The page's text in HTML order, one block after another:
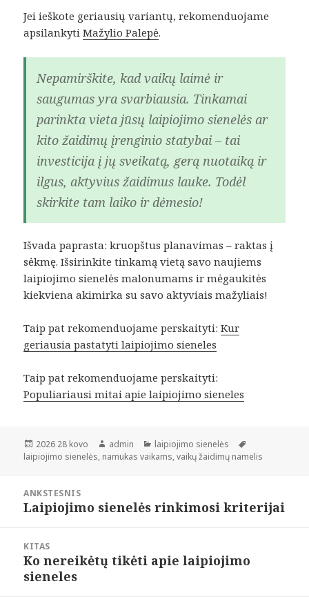
Jei ieškote geriausių variantų, rekomenduojame
apsilankytiMažylio Palepė.
Nepamirškite, kad vaikų laimė ir
saugumas yra svarbiausia. Tinkamai
parinkta vieta jūsų laipiojimo sienelės ar
kito žaidimų įrenginio statybai – tai
investicija į jų sveikatą, gerą nuotaiką ir
ilgus, aktyvius žaidimus lauke. Todėl
skirkite tam laiko ir dėmesio!
Išvada paprasta: kruopštus planavimas – raktas į
sėkmę. Išsirinkite tinkamą vietą savo naujiems
laipiojimo sienelės malonumams ir mėgaukitės
kiekviena akimirka su savo aktyviais mažyliais!
Taip pat rekomenduojame perskaityti:Kur
geriausia pastatyti laipiojimo sieneles
Taip pat rekomenduojame perskaityti:
Populiariausi mitai apie laipiojimo sieneles
Paskelbta
2026 28 kovo Autorius
admin Kategorijos
laipiojimo sienelės
laipiojimo sienelės, namukas vaikams,vaikų žaidimų namelis
įrašų
ANKSTESNIS
Ankstesnis
Laipiojimo sienelės rinkimosi kriterijai
KITAS
Paskesnis
įrašas:
Ko nereikėtų tikėti apie laipiojimo
sieneles